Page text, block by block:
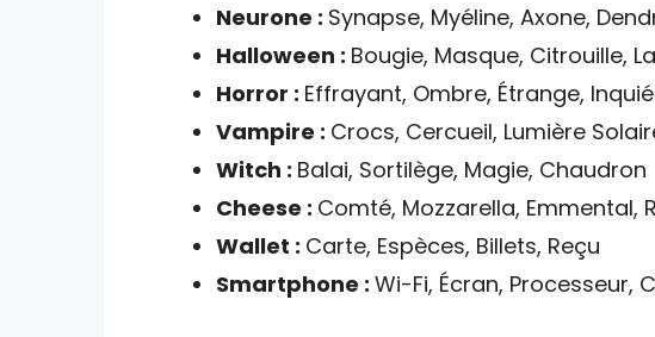
Neurone : Synapse, Myéline, Axone,
Halloween : Bougie, Masque, Citrouille,
Horror : Effrayant, Ombre, Étrange,
Vampire : Crocs, Cercueil, Lumière
Witch : Balai, Sortilège, Magie, Chaudron
Cheese : Comté, Mozzarella, Emmental,
Wallet : Carte, Espèces, Billets, Reçu
Smartphone : Wi-Fi, Écran, Processeur,